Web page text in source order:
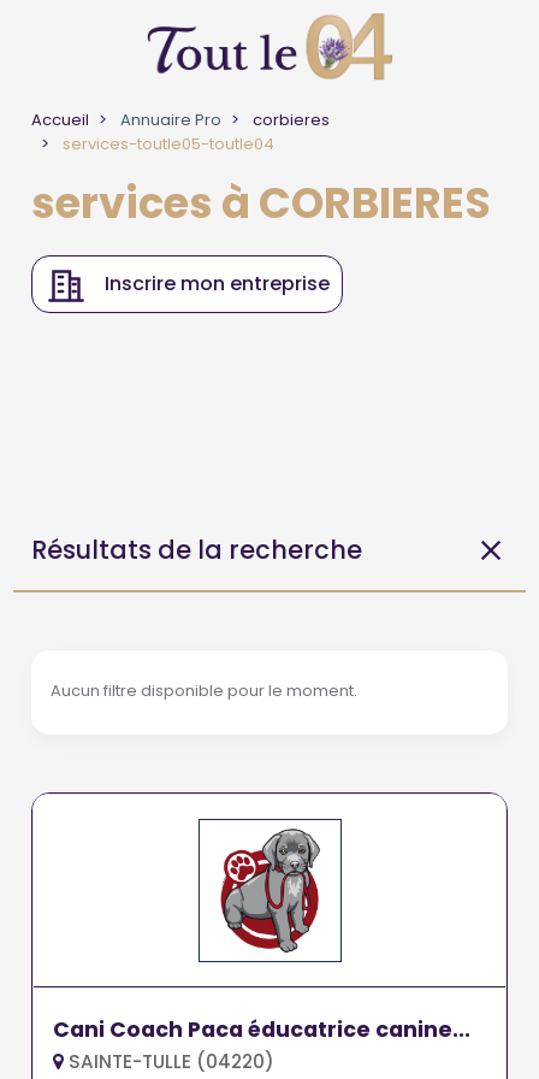
Accueil Annuaire Pro
corbieres
services-toutle05-toutle04
services à CORBIERES
Inscrire mon entreprise
Résultats de la recherche
Aucun filtre disponible pour le moment.
Cani Coach Paca éducatrice canine...
SAINTE-TULLE (04220)